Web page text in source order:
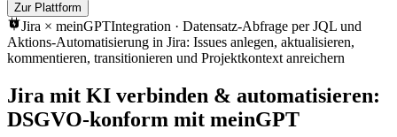
Zur Plattform
Jira × meinGPTIntegration · Datensatz-Abfrage per JQL und
Aktions-Automatisierung in Jira: Issues anlegen, aktualisieren,
kommentieren, transitionieren und Projektkontext anreichern
Jira mit KI verbinden & automatisieren:
DSGVO-konform mit meinGPT